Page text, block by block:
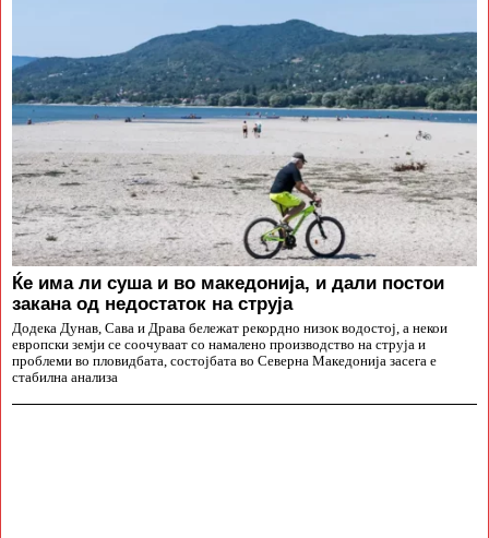
Ќе има ли суша и во македонија, и дали постои
закана од недостаток на струја
Додека Дунав, Сава и Драва бележат рекордно низок водостој, а некои
европски земји се соочуваат со намалено производство на струја и
проблеми во пловидбата, состојбата во Северна Македонија засега е
стабилна анализа